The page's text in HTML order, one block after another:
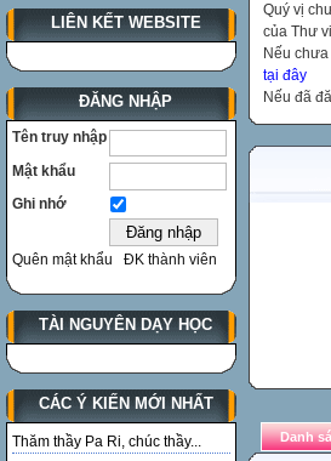
LIÊN KẾT WEBSITE
ĐĂNG NHẬP
Tên truy nhập
Mật khẩu
Ghi nhớ
Quên mật khẩu ĐK thành viên
TÀI NGUYÊN DẠY HỌC
CÁC Ý KIẾN MỚI NHẤT
Thăm thầy Pa Ri, chúc thầy...
Quý vị
của Thư
Nếu
tại đây
Nếu đã
Danh